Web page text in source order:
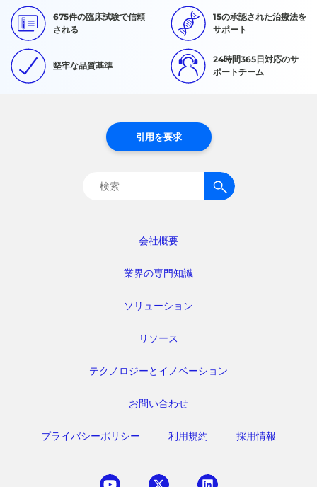
675件の臨床試験で信頼
される
15の承認された治療法を
サポート
堅牢な品質基準
24時間365日対応のサ
ポートチーム
会社概要
業界の専門知識
ソリューション
リソース
テクノロジーとイノベーション
お問い合わせ
プライバシーポリシー 利用規約 採用情報
引用を要求
検